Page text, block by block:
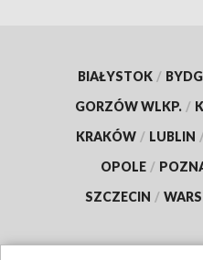
BIAŁYSTOK /
GORZÓW WLKP. /
KRAKÓW / LUBLIN
OPOLE /
SZCZECIN /